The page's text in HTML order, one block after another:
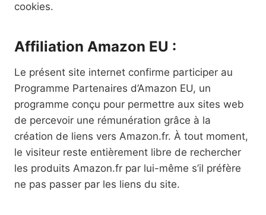
cookies.
Affiliation Amazon EU :
Le présent site internet confirme participer au
Programme Partenaires d’Amazon EU, un
programme conçu pour permettre aux sites web
de percevoir une rémunération grâce à la
création de liens vers Amazon.fr. À tout moment,
le visiteur reste entièrement libre de rechercher
les produits Amazon.fr par lui-même s’il préfère
ne pas passer par les liens du site.